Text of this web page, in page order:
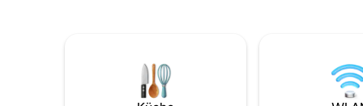
bewaldeten Gebieten entfernt. Günstig
gelegen zur I-94 oder M-14, nur wenige
Minuten von der Innenstadt von Ann
an!
alles,